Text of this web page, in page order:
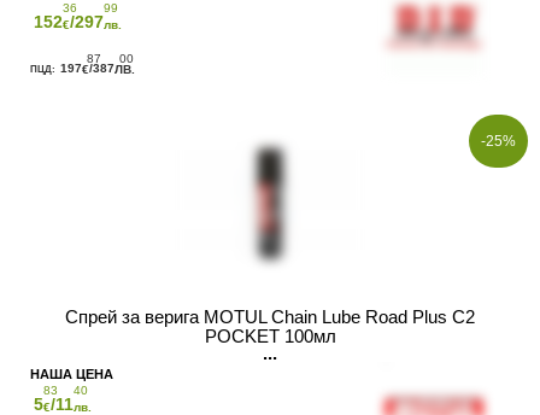
152
36
€/297
99
лв.
197
87
€/387
00
ЛВ.
-25%
Спрей за верига MOTUL Chain Lube Road Plus C2
POCKET 100мл
5
83
€/11
40
лв.